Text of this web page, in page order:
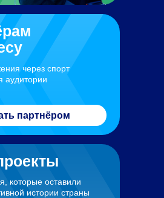
которые оставили
истории страны
через спорт
аудитории
партнёром